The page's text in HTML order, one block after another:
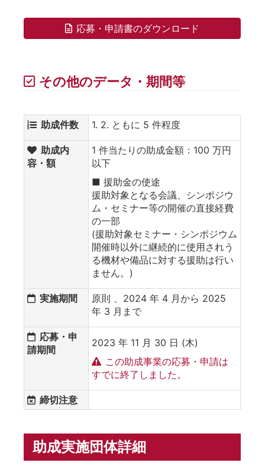
応募・申請書のダウンロード
その他のデータ・期間等
助成件数 1. 2. ともに 5 件程度
助成内
容・額
1 件当たりの助成金額：100 万円
以下
■ 援助金の使途
援助対象となる会議、シンポジウ
ム・セミナー等の開催の直接経費
の一部
(援助対象セミナー・シンポジウム
開催時以外に継続的に使用されう
る機材や備品に対する援助は行い
ません。)
実施期間
原則 、2024 年 4 月から 2025
年 3 月まで
応募・申
請期間
2023 年 11 月 30 日 (木)
この助成事業の応募・申請は
すでに終了しました。
締切注意
助成実施団体詳細